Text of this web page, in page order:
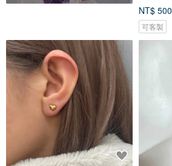
NT$ 500
可客製